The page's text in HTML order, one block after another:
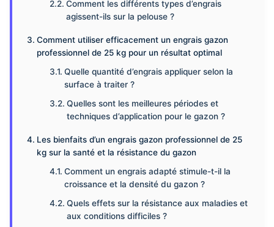
Comment les différents types d’engrais
agissent-ils sur la pelouse ?
Comment utiliser efficacement un engrais gazon
professionnel de 25 kg pour un résultat optimal
Quelle quantité d’engrais appliquer selon la
surface à traiter ?
Quelles sont les meilleures périodes et
techniques d’application pour le gazon ?
Les bienfaits d’un engrais gazon professionnel de 25
kg sur la santé et la résistance du gazon
Comment un engrais adapté stimule-t-il la
croissance et la densité du gazon ?
Quels effets sur la résistance aux maladies et
aux conditions difficiles ?